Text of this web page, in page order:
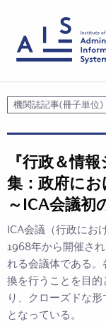
機関誌記事(冊子単位)
『行政＆情
集：政府に
～ICA会議初
ICA会議（行政にお
1968年から開催さ
れる会議体である
換を行うことを目
り、クローズドな
となっている。